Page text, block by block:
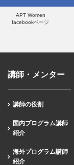
APT Women
facebookページ
講師・メンター
講師の役割
国内プログラム講師
紹介
海外プログラム講師
紹介